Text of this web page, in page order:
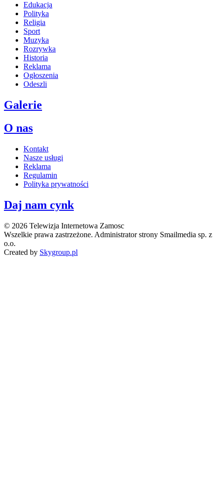
Edukacja
Polityka
Religia
Sport
Muzyka
Rozrywka
Historia
Reklama
Ogłoszenia
Odeszli
Galerie
O nas
Kontakt
Nasze usługi
Reklama
Regulamin
Polityka prywatności
Daj nam cynk
© 2026 Telewizja Internetowa Zamosc
Wszelkie prawa zastrzeżone. Administrator strony Smailmedia sp. z
o.o.
Created by Skygroup.pl